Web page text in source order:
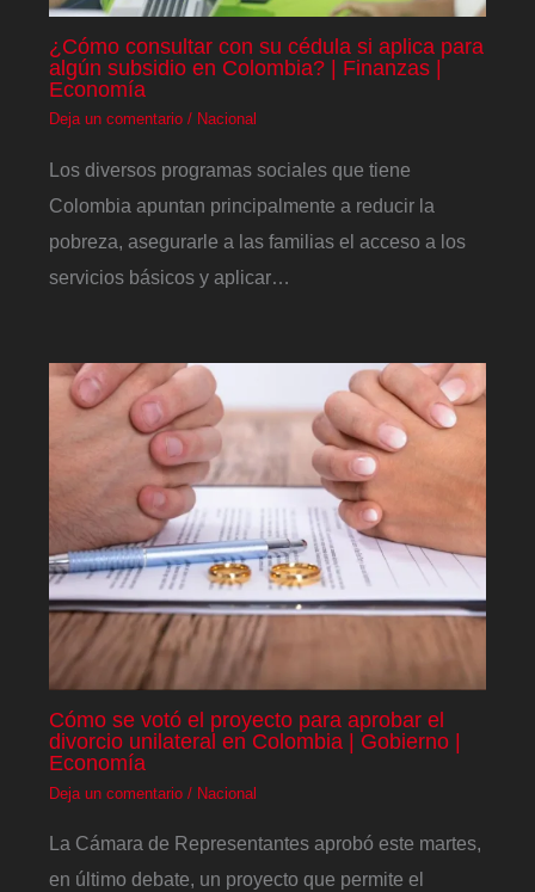
¿Cómo consultar con su cédula si aplica para
algún subsidio en Colombia? | Finanzas |
Economía
Deja un comentario / Nacional
Los diversos programas sociales que tiene
Colombia apuntan principalmente a reducir la
pobreza, asegurarle a las familias el acceso a los
servicios básicos y aplicar…
Cómo se votó el proyecto para aprobar el
divorcio unilateral en Colombia | Gobierno |
Economía
Deja un comentario / Nacional
La Cámara de Representantes aprobó este martes,
en último debate, un proyecto que permite el